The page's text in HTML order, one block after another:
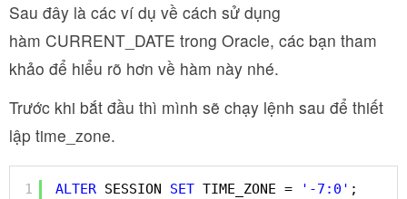
Sau đây là các ví dụ về cách sử dụng
hàm CURRENT_DATE trong Oracle, các bạn tham
khảo để hiểu rõ hơn về hàm này nhé.
Trước khi bắt đầu thì mình sẽ chạy lệnh sau để thiết
lập time_zone.
1 ALTER SESSION SET TIME_ZONE = '-7:0' ;